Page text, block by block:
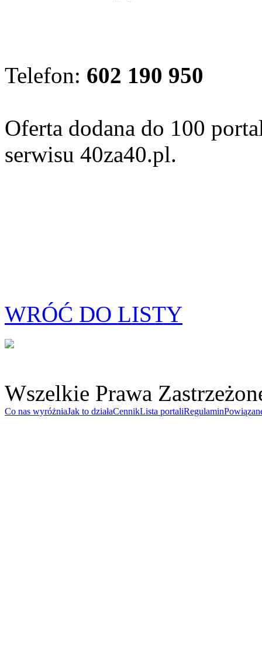
Telefon: 602 190 950
Oferta dodana do 100
serwisu 40za40.pl.
WRÓĆ DO LISTY
Wszelkie Prawa
Co nas wyróżniaJak to działaCennikLista portaliRegulamin